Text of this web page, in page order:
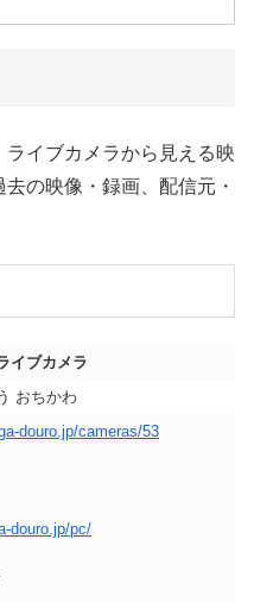
イブカメラから見える映
の映像・録画、配信元・
イブカメラ
おちかわ
douro.jp/cameras/53
douro.jp/pc/